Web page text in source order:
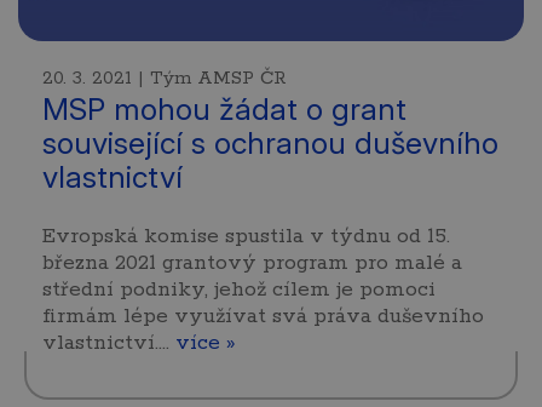
20. 3. 2021 | Tým AMSP ČR
MSP mohou žádat o grant
související s ochranou duševního
vlastnictví
Evropská komise spustila v týdnu od 15.
března 2021 grantový program pro malé a
střední podniky, jehož cílem je pomoci
firmám lépe využívat svá práva duševního
vlastnictví.… více »